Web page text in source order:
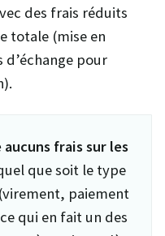
des frais réduits
totale (mise en
pour
frais sur les
que soit le type
paiement
qui en fait un des